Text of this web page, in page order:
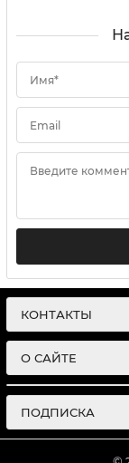
Имя*
Email
Введите
КОНТАКТЫ
О САЙТЕ
ПОДПИСКА